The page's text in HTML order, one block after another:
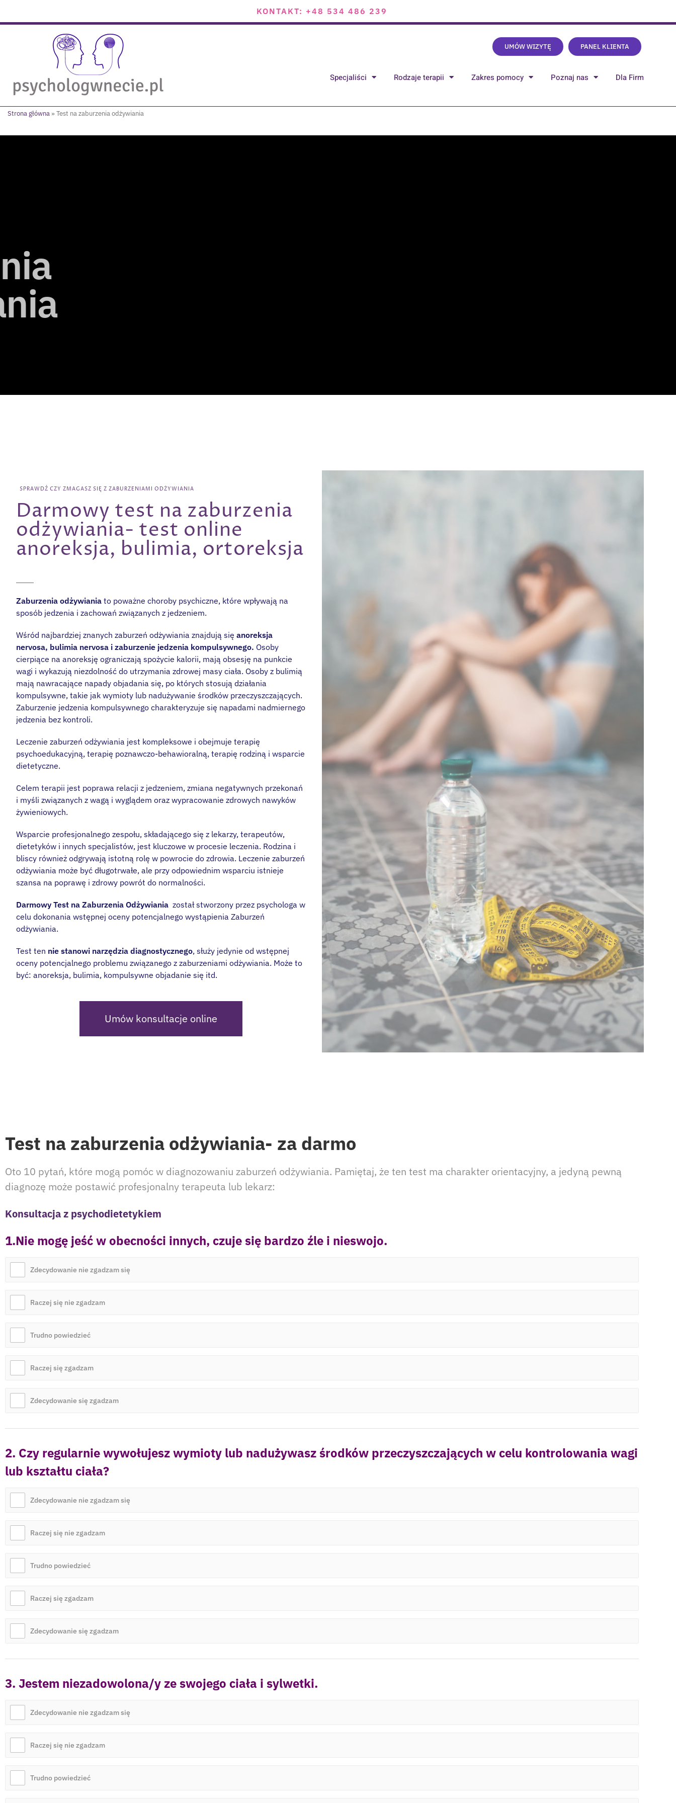
KONTAKT: +48 534 486 239
UMÓW WIZYTĘ PANEL KLIENTA
Specjaliści Rodzaje terapii Zakres pomocy Poznaj nas Dla Firm
Strona główna»Test na zaburzenia odżywiania
zaburzenia
odżywiania
SPRAWDŹ CZY ZMAGASZ SIĘ Z ZABURZENIAMI ODŻYWIANIA
Darmowy test na zaburzenia
odżywiania- test online
anoreksja, bulimia, ortoreksja
Zaburzenia odżywiania to poważne choroby psychiczne, które wpływają na
sposób jedzenia i zachowań związanych z jedzeniem.
Wśród najbardziej znanych zaburzeń odżywiania znajdują się anoreksja
nervosa, bulimia nervosa i zaburzenie jedzenia kompulsywnego. Osoby
cierpiące na anoreksję ograniczają spożycie kalorii, mają obsesję na punkcie
wagi i wykazują niezdolność do utrzymania zdrowej masy ciała. Osoby z bulimią
mają nawracające napady objadania się, po których stosują działania
kompulsywne, takie jak wymioty lub nadużywanie środków przeczyszczających.
Zaburzenie jedzenia kompulsywnego charakteryzuje się napadami nadmiernego
jedzenia bez kontroli.
Leczenie zaburzeń odżywiania jest kompleksowe i obejmuje terapię
psychoedukacyjną, terapię poznawczo-behawioralną, terapię rodziną i wsparcie
dietetyczne.
Celem terapii jest poprawa relacji z jedzeniem, zmiana negatywnych przekonań
i myśli związanych z wagą i wyglądem oraz wypracowanie zdrowych nawyków
żywieniowych.
Wsparcie profesjonalnego zespołu, składającego się z lekarzy, terapeutów,
dietetyków i innych specjalistów, jest kluczowe w procesie leczenia. Rodzina i
bliscy również odgrywają istotną rolę w powrocie do zdrowia. Leczenie zaburzeń
odżywiania może być długotrwałe, ale przy odpowiednim wsparciu istnieje
szansa na poprawę i zdrowy powrót do normalności.
Darmowy Test na Zaburzenia Odżywiania został stworzony przez psychologa w
celu dokonania wstępnej oceny potencjalnego wystąpienia Zaburzeń
odżywiania.
Test ten nie stanowi narzędzia diagnostycznego, służy jedynie od wstępnej
oceny potencjalnego problemu związanego z zaburzeniami odżywiania. Może to
być: anoreksja, bulimia, kompulsywne objadanie się itd.
Umów konsultacje online
Test na zaburzenia odżywiania- za darmo
Oto 10 pytań, które mogą pomóc w diagnozowaniu zaburzeń odżywiania. Pamiętaj, że ten test ma charakter orientacyjny, a jedyną pewną
diagnozę może postawić profesjonalny terapeuta lub lekarz:
Konsultacja z psychodietetykiem
1.Nie mogę jeść w obecności innych, czuje się bardzo źle i nieswojo.
Zdecydowanie nie zgadzam się
Raczej się nie zgadzam
Trudno powiedzieć
Raczej się zgadzam
Zdecydowanie się zgadzam
2. Czy regularnie wywołujesz wymioty lub nadużywasz środków przeczyszczających w celu kontrolowania wagi
lub kształtu ciała?
Zdecydowanie nie zgadzam się
Raczej się nie zgadzam
Trudno powiedzieć
Raczej się zgadzam
Zdecydowanie się zgadzam
3. Jestem niezadowolona/y ze swojego ciała i sylwetki.
Zdecydowanie nie zgadzam się
Raczej się nie zgadzam
Trudno powiedzieć